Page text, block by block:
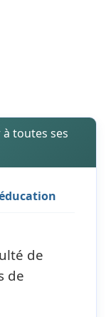
toutes ses
de
de